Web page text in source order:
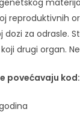
reproduktivnih
dozi za odrasle.
drugi organ.
povećavaju kod: